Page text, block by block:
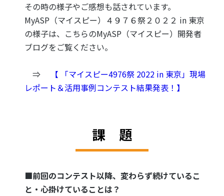
その時の様子やご感想も話されています。
MyASP（マイスピー）４９７６祭２０２２ in 東京
の様子は、こちらのMyASP（マイスピー）開発者
ブログをご覧ください。
⇒
【 「マイスピー4976祭 2022 in 東京」現場
レポート＆活用事例コンテスト結果発表！】
課 題
■前回のコンテスト以降、変わらず続けているこ
と・心掛けていることは？